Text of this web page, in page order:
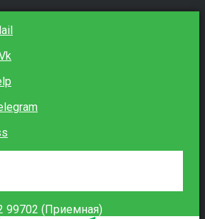
99702 (Приемная)